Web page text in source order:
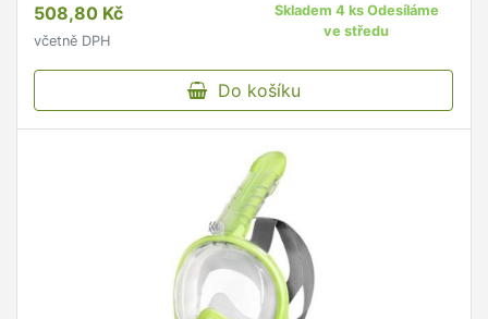
508,80 Kč
včetně DPH
Skladem 4 ks Odesíláme
ve středu
Do košíku